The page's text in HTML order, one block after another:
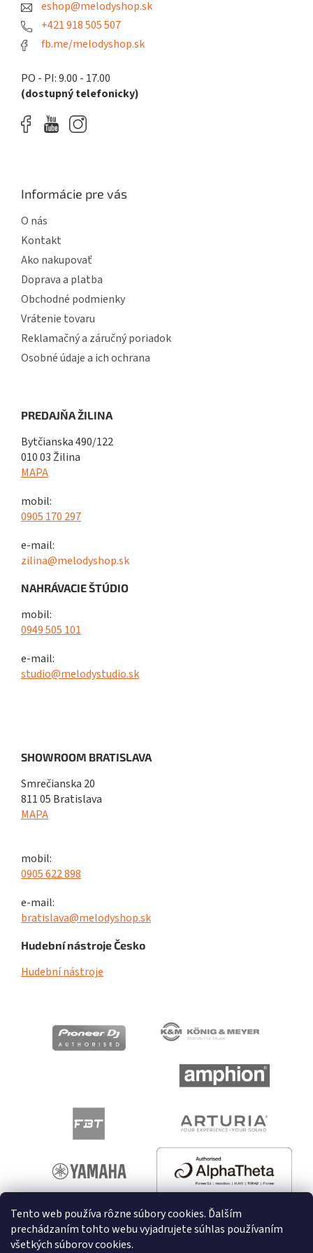
Tento web používa rôzne súbory cookies. Ďalším
prechádzaním tohto webu vyjadrujete súhlas používaním
všetkých súborov cookies.
eshop@melodyshop.sk
+421 918 505 507
fb.me/melodyshop.sk
PO - PI: 9.00 - 17.00
(dostupný telefonicky)
Informácie pre vás
O nás
Kontakt
Ako nakupovať
Doprava a platba
Obchodné podmienky
Vrátenie tovaru
Reklamačný a záručný poriadok
Osobné údaje a ich ochrana
PREDAJŇA ŽILINA
Bytčianska 490/122
010 03 Žilina
MAPA
mobil:
0905 170 297
e-mail:
zilina@melodyshop.sk
NAHRÁVACIE ŠTÚDIO
mobil:
0949 505 101
e-mail:
studio@melodystudio.sk
SHOWROOM BRATISLAVA
Smrečianska 20
811 05 Bratislava
MAPA
mobil:
0905 622 898
e-mail:
bratislava@melodyshop.sk
Hudební nástroje Česko
Hudební nástroje